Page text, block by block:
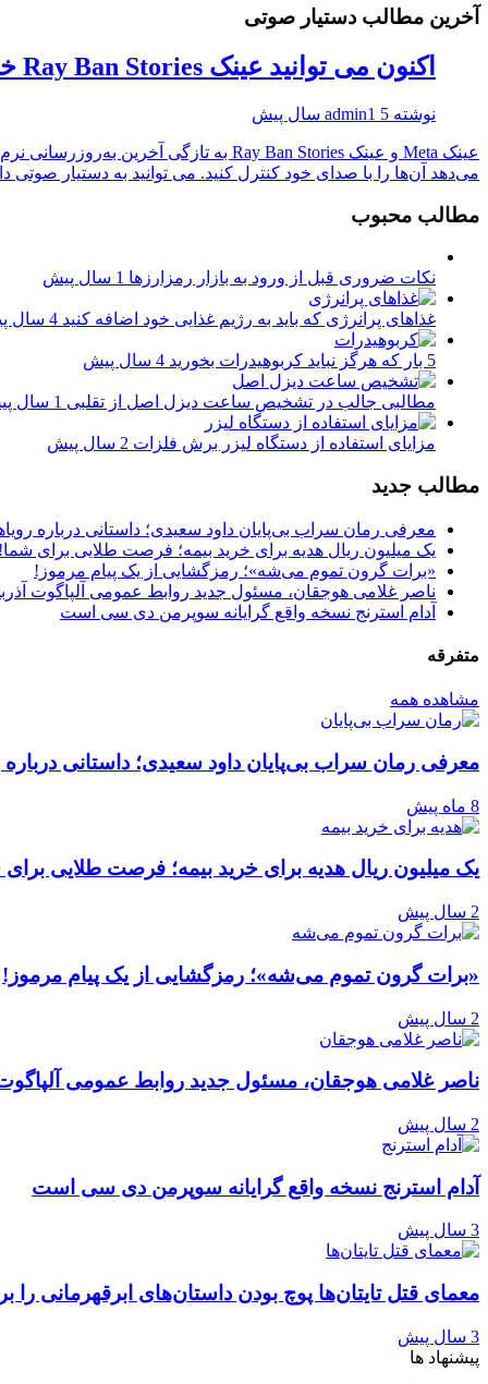
آخرین مطالب دستیار صوتی
اکنون می توانید عینک Ray Ban Stories خود را با صدای خود کنترل کنید
نوشته admin1 5 سال پیش
می‌دهد آن‌ها را با صدای خود کنترل کنید. می توانید به دستیار صوتی
مطالب محبوب
نکات ضروری قبل از ورود به بازار رمزارزها 1 سال پیش
غذاهای پرانرژی که باید به رژیم غذایی خود اضافه کنید 4 سال پیش
5 بار که هرگز نباید کربوهیدرات بخورید 4 سال پیش
مطالبی جالب در تشخیص ساعت دیزل اصل از تقلبی 1 سال پیش
مزایای استفاده از دستگاه لیزر برش فلزات 2 سال پیش
مطالب جدید
معرفی رمان سراب بی‌پایان داود سعیدی؛ داستانی درباره
یک میلیون ریال هدیه برای خرید بیمه؛ فرصت طلایی برای شما!
«برات گرون تموم می‌شه»؛ رمزگشایی از یک پیام مرموز!
ناصر غلامی هوجقان، مسئول جدید روابط عمومی آلپاگوت
آدام استرنج نسخه واقع گرایانه سوپرمن دی سی است
متفرقه
مشاهده همه
معرفی رمان سراب بی‌پایان داود سعیدی؛ داستانی
8 ماه پیش
یک میلیون ریال هدیه برای خرید بیمه؛ فرصت طلایی
2 سال پیش
«برات گرون تموم می‌شه»؛ رمزگشایی از یک پیام مرموز!
2 سال پیش
ناصر غلامی هوجقان، مسئول جدید روابط عمومی
2 سال پیش
آدام استرنج نسخه واقع گرایانه سوپرمن دی سی است
3 سال پیش
معمای قتل تایتان‌ها پوچ بودن داستان‌های ابرقهرمانی را
3 سال پیش
پیشنهاد ها